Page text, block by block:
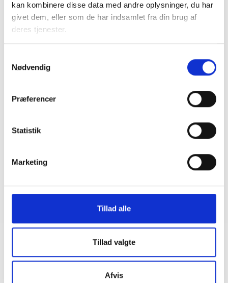
kan kombinere disse data med andre oplysninger, du har
givet dem, eller som de har indsamlet fra din brug af
deres tjenester.
Nødvendig
Præferencer
Statistik
Marketing
Tillad alle
Tillad valgte
Afvis
BL INFORMERER
Nye krav om fjernaflæste målere – alle
ejendomme skal være klar senest 1. januar
2027
Ansvar for nødforsyning i plejeboliger ved
BL INFORMERER
plejeboliger